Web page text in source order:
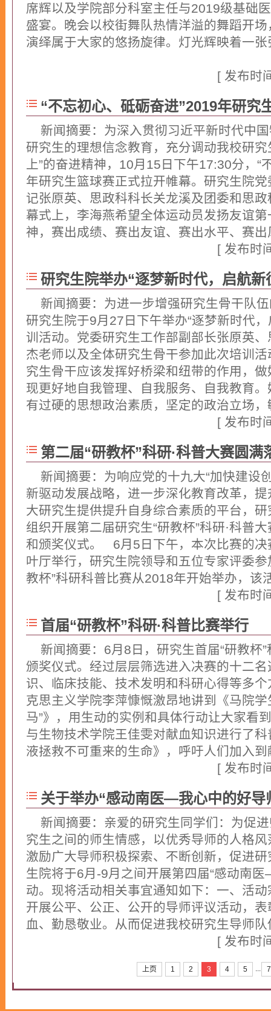
席辉以及学院部分科室主任与2019级基础
盛宴。晚会以校街舞队热情洋溢的舞蹈开
演绎属于大家的悠扬旋律。灯光辉映着一
[ 发布时
“不忘初心、砥砺奋进”2019年研究
新闻摘要：为深入贯彻习近平新时代中
研究生的理想信念教育，充分调动我校研
上”的奋进精神，10月15日下午17:30分，“
年研究生篮球赛正式拉开帷幕。研究生院
记张原英、思政科科长关龙溪及团委和思
幕式上，李海燕希望全体运动员发扬友谊
神，赛出成绩、赛出友谊、赛出水平、赛
[ 发布时
研究生院举办“逐梦新时代，启航
新闻摘要：​为进一步增强研究生骨干队
研究生院于9月27日下午举办“逐梦新时代
训活动。党委研究生工作部副部长张原英
杰老师以及全体研究生骨干参加此次培训
究生骨干应该发挥好桥梁和纽带的作用，
现更好地自我管理、自我服务、自我教育
有过硬的思想政治素质，坚定的政治立场，
[ 发布时
第二届“研教杯”科研·科普大赛圆满
新闻摘要：​为响应党的十九大“加快建设
新驱动发展战略，进一步深化教育改革，
大研究生提供提升自身综合素质的平台，
组织开展第二届研究生“研教杯”科研·科普
和颁奖仪式。 6月5日下午，本次比赛的决
叶厅举行，研究生院领导和五位专家评委
教杯”科研科普比赛从2018年开始举办，该
[ 发布时
首届“研教杯”科研·科普比赛举行
新闻摘要：6月8日，研究生首届“研教杯
颁奖仪式。经过层层筛选进入决赛的十二
识、临床技能、技术发明和科研心得等多
克思主义学院李萍慷慨激昂地讲到《马院
马”》，用生动的实例和具体行动让大家看
与生物技术学院王佳雯对献血知识进行了
液拯救不可重来的生命》，呼吁人们加入到
[ 发布时
关于举办“感动南医—我心中的好导
新闻摘要：亲爱的研究生同学们：为促
究生之间的师生情感，以优秀导师的人格
激励广大导师积极探索、不断创新，促进
生院将于6月-9月之间开展第四届“感动南
动。现将活动相关事宜通知如下：一、活
开展公平、公正、公开的导师评议活动，
血、勤恳敬业。从而促进我校研究生导师
[ 发布时
上页 1 2 3 4 5 ... 7